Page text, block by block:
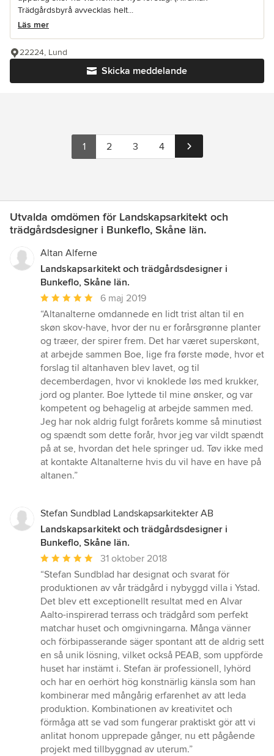
Trädgårdsbyrå avvecklas helt...
Läs mer
Skicka meddelande
22224, Lund
1 2 3 4
Utvalda omdömen för Landskapsarkitekt och
trädgårdsdesigner i Bunkeflo, Skåne län.
Altan Alferne
Landskapsarkitekt och trädgårdsdesigner i
Bunkeflo, Skåne län.
Genomsnittligt
omdöme:
5
av
5
stjärnor
6 maj 2019
“Altanalterne omdannede en lidt trist altan til en
skøn skov-have, hvor der nu er forårsgrønne planter
og træer, der spirer frem. Det har været superskønt,
at arbejde sammen Boe, lige fra første møde, hvor et
forslag til altanhaven blev lavet, og til
decemberdagen, hvor vi knoklede løs med krukker,
jord og planter. Boe lyttede til mine ønsker, og var
kompetent og behagelig at arbejde sammen med.
Jeg har nok aldrig fulgt forårets komme så minutiøst
og spændt som dette forår, hvor jeg var vildt spændt
på at se, hvordan det hele springer ud. Tøv ikke med
at kontakte Altanalterne hvis du vil have en have på
altanen.”
Stefan Sundblad Landskapsarkitekter AB
Landskapsarkitekt och trädgårdsdesigner i
Bunkeflo, Skåne län.
Genomsnittligt
omdöme:
5
av
5
stjärnor
31 oktober 2018
“Stefan Sundblad har designat och svarat för
produktionen av vår trädgård i nybyggd villa i Ystad.
Det blev ett exceptionellt resultat med en Alvar
Aalto-inspirerad terrass och trädgård som perfekt
matchar huset och omgivningarna. Många vänner
och förbipasserande säger spontant att de aldrig sett
en så unik lösning, vilket också PEAB, som uppförde
huset har instämt i. Stefan är professionell, lyhörd
och har en oerhört hög konstnärlig känsla som han
kombinerar med mångårig erfarenhet av att leda
produktion. Kombinationen av kreativitet och
förmåga att se vad som fungerar praktiskt gör att vi
anlitat honom upprepade gånger, nu ett pågående
projekt med tillbyggnad av uterum.”